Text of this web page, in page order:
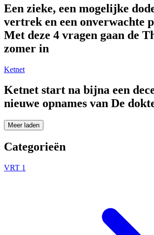
Een zieke, een mogelijke
vertrek en een onverwachte
Met deze 4 vragen gaan de
zomer in
Ketnet
Ketnet start na bijna een
nieuwe opnames van De
Meer laden
Categorieën
VRT 1